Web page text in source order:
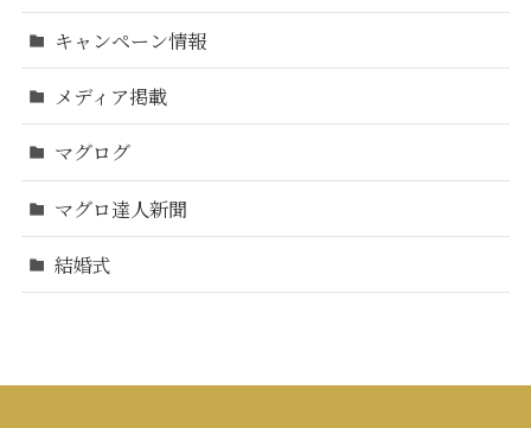
キャンペーン情報
メディア掲載
マグログ
マグロ達人新聞
結婚式